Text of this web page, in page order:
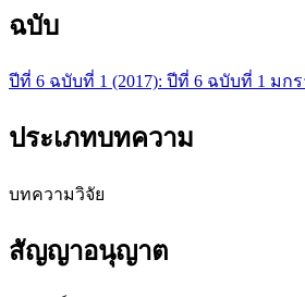
ฉบับ
ปีที่ 6 ฉบับที่ 1 (2017): ปีที่ 6 ฉบับที่ 1 มก
ประเภทบทความ
บทความวิจัย
สัญญาอนุญาต